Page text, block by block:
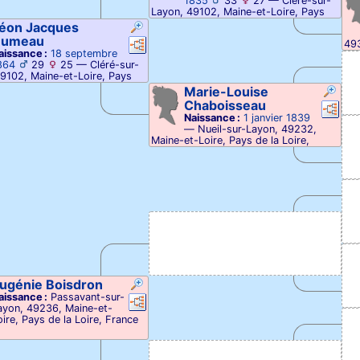
LiensLiens
Jacques
: 18 septembre
29 25 — Cléré-sur-
Maine-et-Loire, Pays
Layon, 49102, Maine-et-Loire, Pays
Angers, 49007,
Liens
Marie-Louise
Chaboisseau
Naissance : 1 janvier 1839
— Nueil-sur-Layon, 49232,
Maine-et-Loire, Pays de la Loire,
LiensLiens
Boisdron
: Passavant-sur-
49236, Maine-et-
Pays de la Loire, France